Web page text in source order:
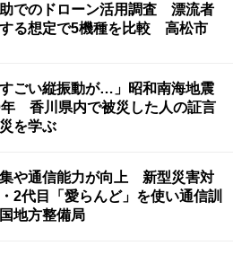
でのドローン活用調査 漂流者
る想定で5機種を比較 高松市
すごい縦振動が…」昭和南海地震
香川県内で被災した人の証言
を学ぶ
や通信能力が向上 新型災害対
2代目「愛らんど」を使い通信訓
地方整備局